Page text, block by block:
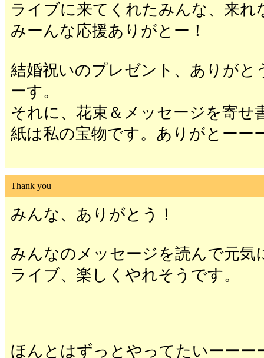
ライブに来てくれたみんな、来れ
みーんな応援ありがとー！
結婚祝いのプレゼント、ありが
ーす。
それに、花束＆メッセージを寄せ
紙は私の宝物です。ありがとーー
Thank you
みんな、ありがとう！
みんなのメッセージを読んで元気
ライブ、楽しくやれそうです。
ほんとはずっとやってたいーーー